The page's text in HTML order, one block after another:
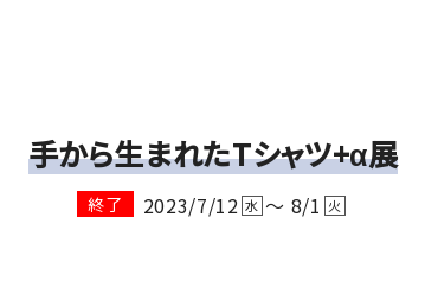
手から生まれたTシャツ+α展
終了 2023/7/12 水 ～ 8/1 火